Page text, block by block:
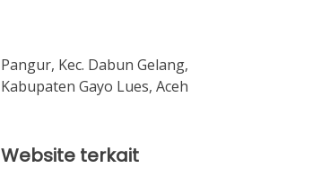
Pangur, Kec. Dabun Gelang,
Kabupaten Gayo Lues, Aceh
Website terkait